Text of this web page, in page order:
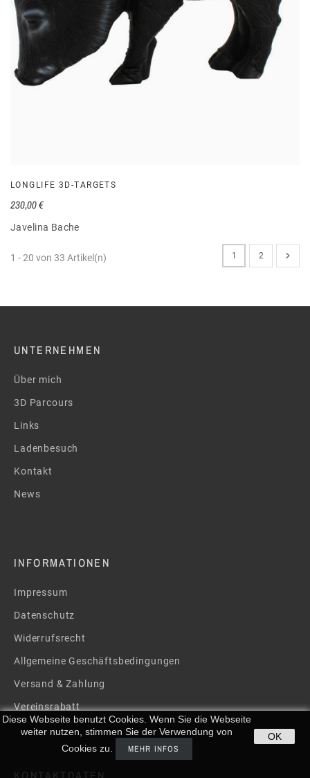
Diese Webseite benutzt Cookies. Wenn Sie die Webseite
weiter nutzen, stimmen Sie der Verwendung von
Cookies zu.
MEHR INFOS
OK
LONGLIFE 3D-TARGETS
Javelina Bache
230,00 €
1 - 20 von 33 Artikel(n) 1 2
UNTERNEHMEN
Über mich
3D Parcours
Links
Ladenbesuch
Kontakt
News
INFORMATIONEN
Impressum
Datenschutz
Widerrufsrecht
Allgemeine Geschäftsbedingungen
Versand & Zahlung
Vereinsrabatt